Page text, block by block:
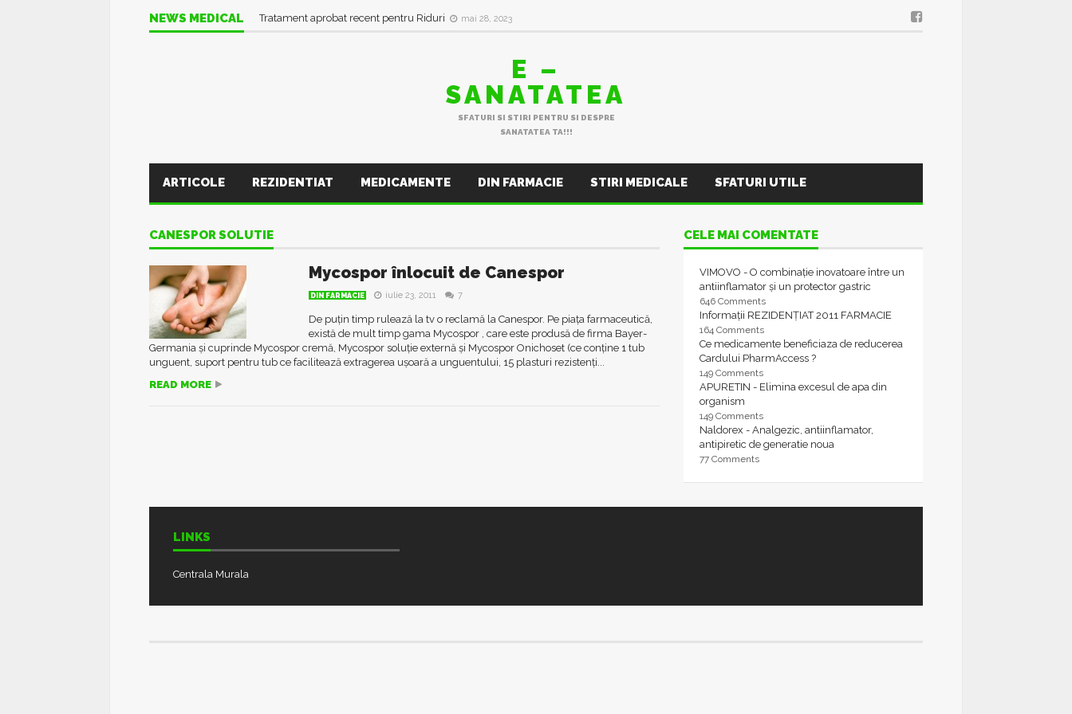
NEWS MEDICAL Tratament aprobat recent pentru Riduri mai 28, 2023
E –
SANATATEA
SFATURI SI STIRI PENTRU SI DESPRE
SANATATEA TA!!!
ARTICOLE REZIDENTIAT MEDICAMENTE DIN FARMACIE STIRI MEDICALE SFATURI UTILE
CANESPOR SOLUTIE
Mycospor înlocuit de Canespor
DIN FARMACIE iulie 23, 2011 7
De puțin timp rulează la tv o reclamă la Canespor. Pe piața farmaceutică,
există de mult timp gama Mycospor , care este produsă de firma Bayer-
Germania și cuprinde Mycospor cremă, Mycospor soluție externă și Mycospor Onichoset (ce conține 1 tub
unguent, suport pentru tub ce facilitează extragerea ușoară a unguentului, 15 plasturi rezistenți...
READ MORE
CELE MAI COMENTATE
VIMOVO - O combinație inovatoare între un
antiinflamator și un protector gastric
646 Comments
Informații REZIDENȚIAT 2011 FARMACIE
164 Comments
Ce medicamente beneficiaza de reducerea
Cardului PharmAccess ?
149 Comments
APURETIN - Elimina excesul de apa din
organism
149 Comments
Naldorex - Analgezic, antiinflamator,
antipiretic de generatie noua
77 Comments
LINKS
Centrala Murala